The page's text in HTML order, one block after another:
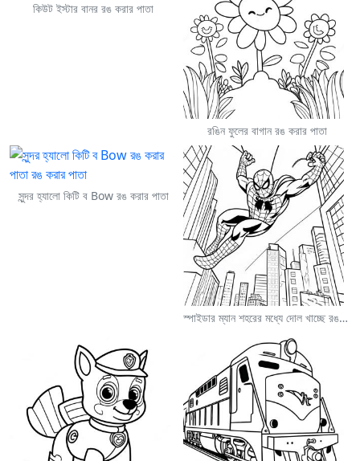
কিউট ইস্টার বানর রঙ করার পাতা
রঙিন ফুলের বাগান রঙ করার পাতা
সুন্দর হ্যালো কিটি ব Bow রঙ করার পাতা
স্পাইডার ম্যান শহরের মধ্যে দোল খাচ্ছে রঙ করার পাতা